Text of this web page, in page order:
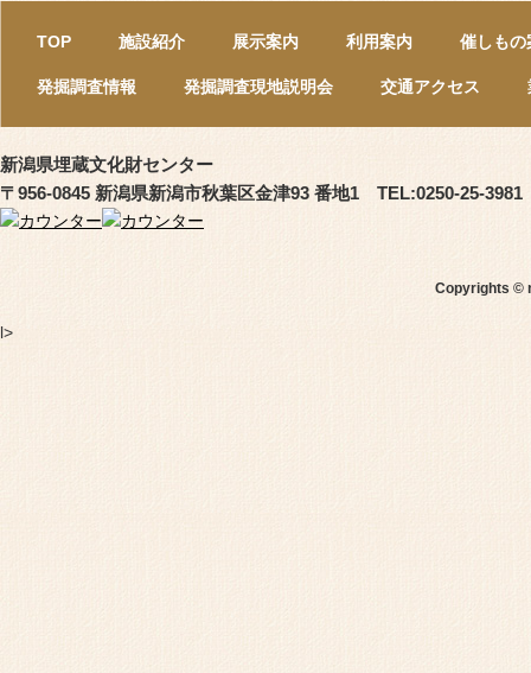
TOP 施設紹介 展示案内 利用案内 催しもの
発掘調査情報 発掘調査現地説明会 交通アクセス
新潟県埋蔵文化財センター
〒956-0845 新潟県新潟市秋葉区金津93 番地1 TEL:0250-25-3981
Copyrights ©
l>